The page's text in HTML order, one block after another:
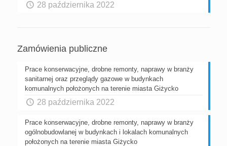
28 października 2022
Zamówienia publiczne
Prace konserwacyjne, drobne remonty, naprawy w branży
sanitarnej oraz przeglądy gazowe w budynkach
komunalnych położonych na terenie miasta Giżycko
28 października 2022
Prace konserwacyjne, drobne remonty, naprawy w branży
ogólnobudowlanej w budynkach i lokalach komunalnych
położonych na terenie miasta Giżycko